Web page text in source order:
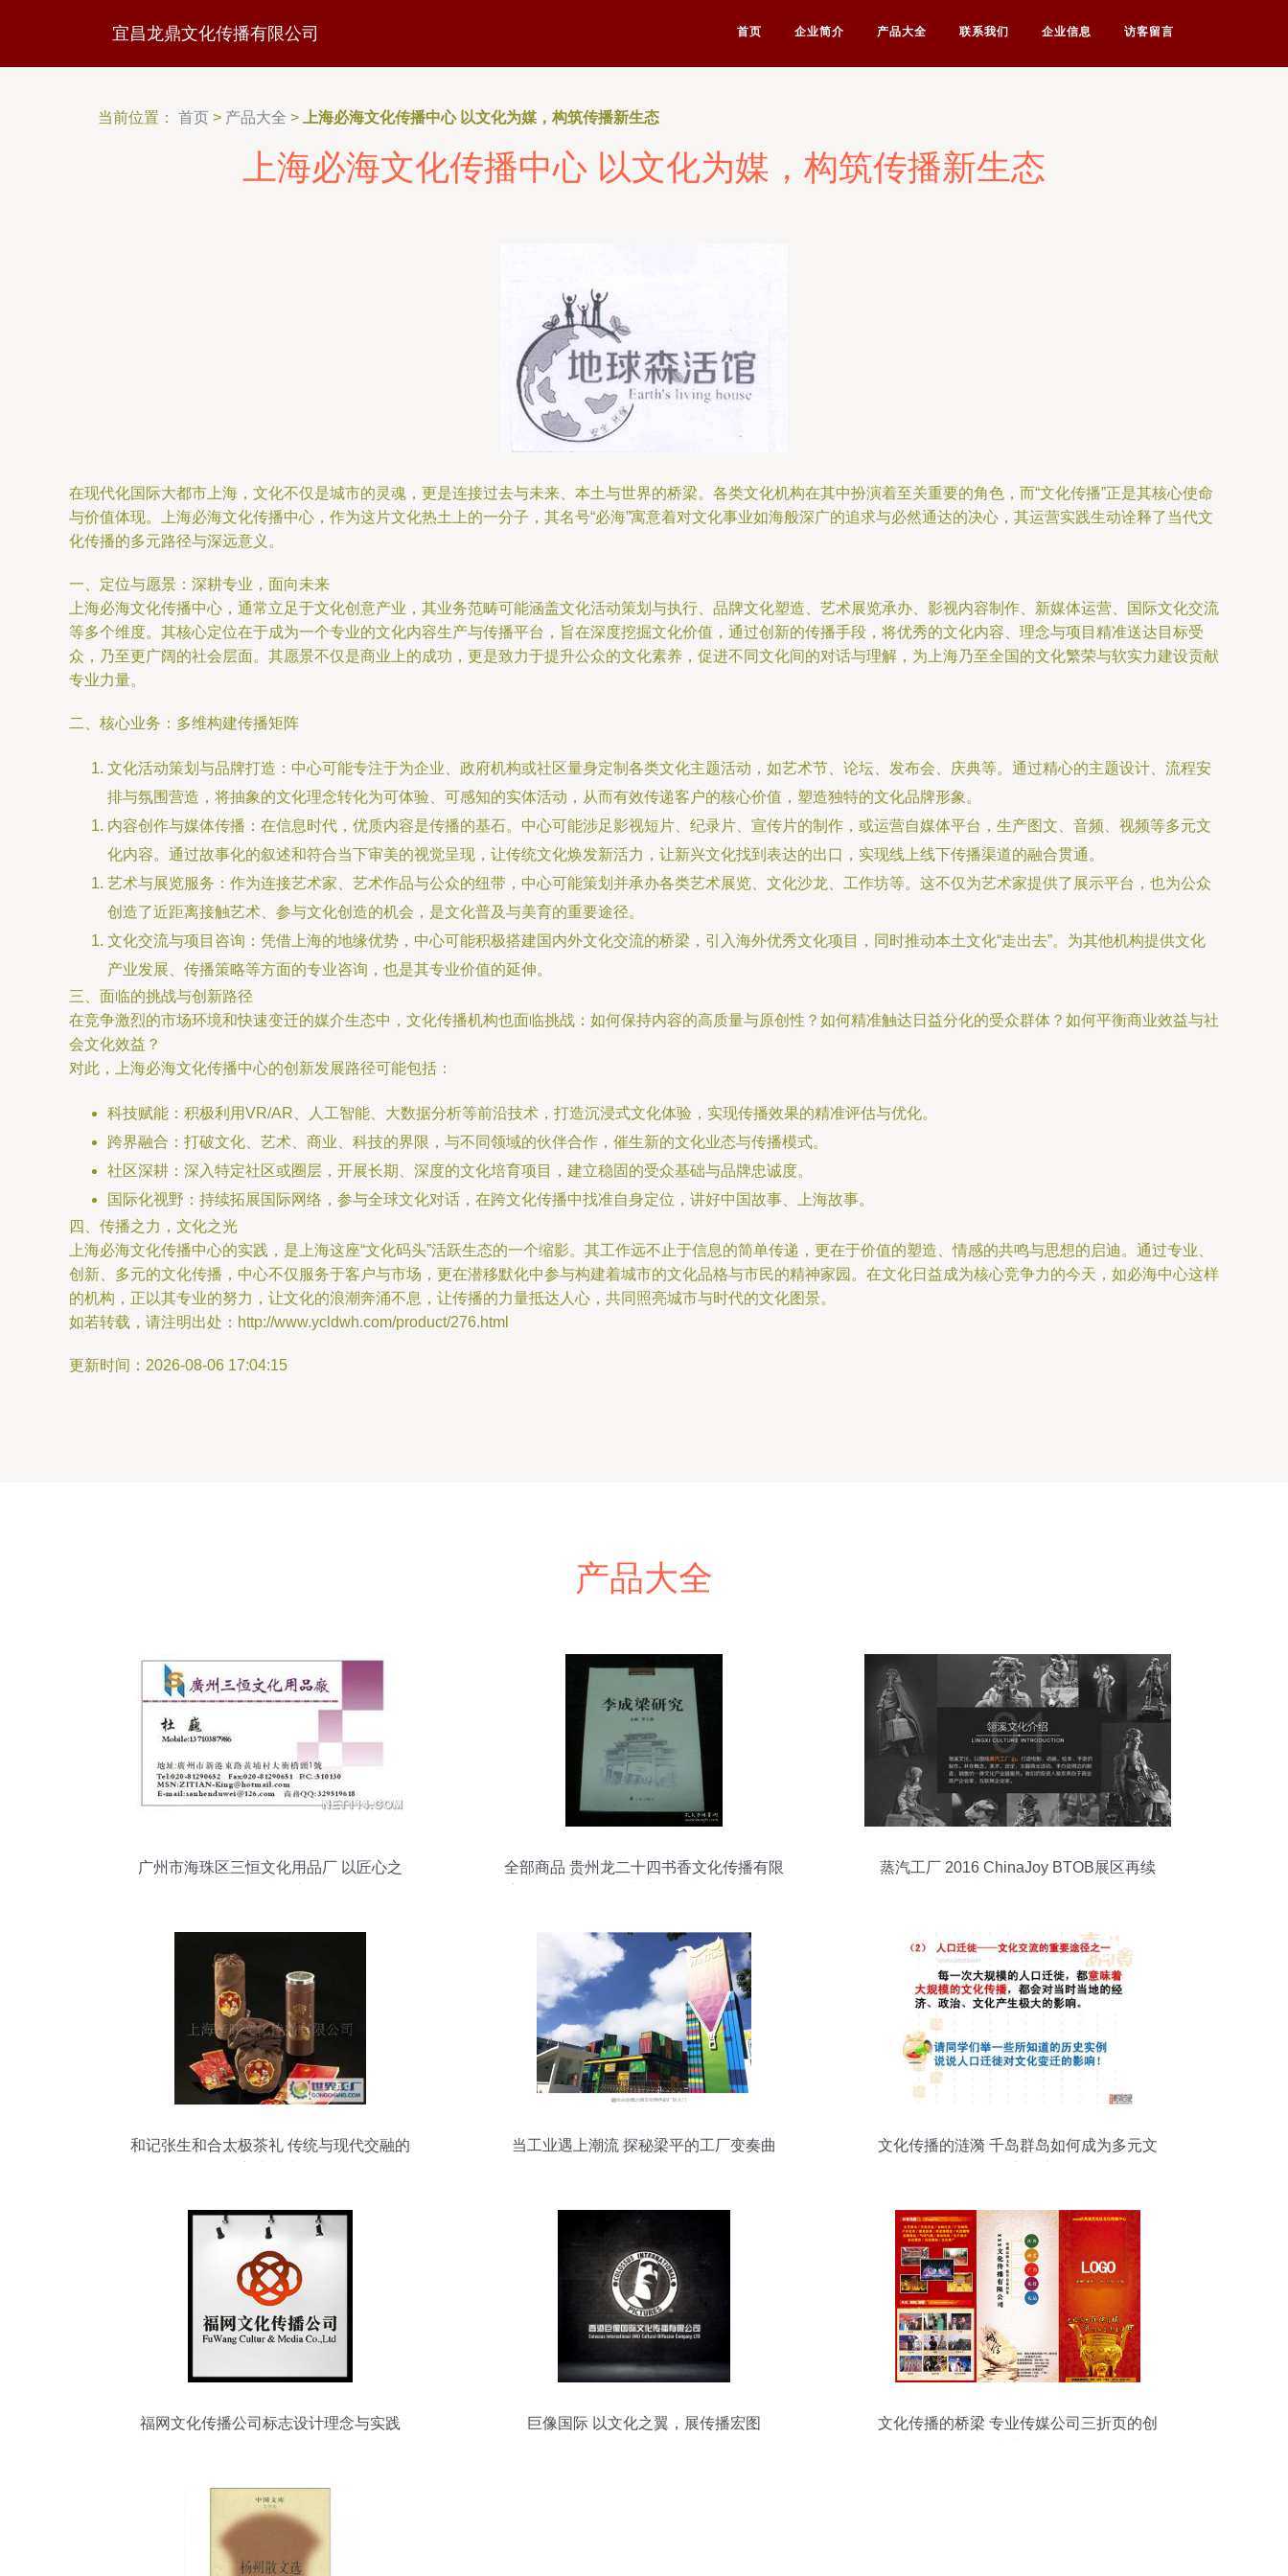
宜昌龙鼎文化传播有限公司 首页 企业简介 产品大全 联系我们 企业信息 访客留言
当前位置： 首页 > 产品大全 > 上海必海文化传播中心 以文化为媒，构筑传播新生态
上海必海文化传播中心 以文化为媒，构筑传播新生态
在现代化国际大都市上海，文化不仅是城市的灵魂，更是连接过去与未来、本土与世界的桥梁。各类文化机构在其中扮演着至关重要的角色，而“文化传播”正是其核心使命
与价值体现。上海必海文化传播中心，作为这片文化热土上的一分子，其名号“必海”寓意着对文化事业如海般深广的追求与必然通达的决心，其运营实践生动诠释了当代文
化传播的多元路径与深远意义。
一、定位与愿景：深耕专业，面向未来
上海必海文化传播中心，通常立足于文化创意产业，其业务范畴可能涵盖文化活动策划与执行、品牌文化塑造、艺术展览承办、影视内容制作、新媒体运营、国际文化交流
等多个维度。其核心定位在于成为一个专业的文化内容生产与传播平台，旨在深度挖掘文化价值，通过创新的传播手段，将优秀的文化内容、理念与项目精准送达目标受
众，乃至更广阔的社会层面。其愿景不仅是商业上的成功，更是致力于提升公众的文化素养，促进不同文化间的对话与理解，为上海乃至全国的文化繁荣与软实力建设贡献
专业力量。
二、核心业务：多维构建传播矩阵
文化活动策划与品牌打造：中心可能专注于为企业、政府机构或社区量身定制各类文化主题活动，如艺术节、论坛、发布会、庆典等。通过精心的主题设计、流程安
排与氛围营造，将抽象的文化理念转化为可体验、可感知的实体活动，从而有效传递客户的核心价值，塑造独特的文化品牌形象。
内容创作与媒体传播：在信息时代，优质内容是传播的基石。中心可能涉足影视短片、纪录片、宣传片的制作，或运营自媒体平台，生产图文、音频、视频等多元文
化内容。通过故事化的叙述和符合当下审美的视觉呈现，让传统文化焕发新活力，让新兴文化找到表达的出口，实现线上线下传播渠道的融合贯通。
艺术与展览服务：作为连接艺术家、艺术作品与公众的纽带，中心可能策划并承办各类艺术展览、文化沙龙、工作坊等。这不仅为艺术家提供了展示平台，也为公众
创造了近距离接触艺术、参与文化创造的机会，是文化普及与美育的重要途径。
文化交流与项目咨询：凭借上海的地缘优势，中心可能积极搭建国内外文化交流的桥梁，引入海外优秀文化项目，同时推动本土文化“走出去”。为其他机构提供文化
产业发展、传播策略等方面的专业咨询，也是其专业价值的延伸。
三、面临的挑战与创新路径
在竞争激烈的市场环境和快速变迁的媒介生态中，文化传播机构也面临挑战：如何保持内容的高质量与原创性？如何精准触达日益分化的受众群体？如何平衡商业效益与社
会文化效益？
对此，上海必海文化传播中心的创新发展路径可能包括：
科技赋能：积极利用VR/AR、人工智能、大数据分析等前沿技术，打造沉浸式文化体验，实现传播效果的精准评估与优化。
跨界融合：打破文化、艺术、商业、科技的界限，与不同领域的伙伴合作，催生新的文化业态与传播模式。
社区深耕：深入特定社区或圈层，开展长期、深度的文化培育项目，建立稳固的受众基础与品牌忠诚度。
国际化视野：持续拓展国际网络，参与全球文化对话，在跨文化传播中找准自身定位，讲好中国故事、上海故事。
四、传播之力，文化之光
上海必海文化传播中心的实践，是上海这座“文化码头”活跃生态的一个缩影。其工作远不止于信息的简单传递，更在于价值的塑造、情感的共鸣与思想的启迪。通过专业、
创新、多元的文化传播，中心不仅服务于客户与市场，更在潜移默化中参与构建着城市的文化品格与市民的精神家园。在文化日益成为核心竞争力的今天，如必海中心这样
的机构，正以其专业的努力，让文化的浪潮奔涌不息，让传播的力量抵达人心，共同照亮城市与时代的文化图景。
如若转载，请注明出处：http://www.ycldwh.com/product/276.html
更新时间：2026-08-06 17:04:15
产品大全
广州市海珠区三恒文化用品厂 以匠心之
全部商品 贵州龙二十四书香文化传播有限
蒸汽工厂 2016 ChinaJoy BTOB展区再续
和记张生和合太极茶礼 传统与现代交融的
当工业遇上潮流 探秘梁平的工厂变奏曲
文化传播的涟漪 千岛群岛如何成为多元文
福网文化传播公司标志设计理念与实践 巨像国际 以文化之翼，展传播宏图
文化传播的桥梁 专业传媒公司三折页的创